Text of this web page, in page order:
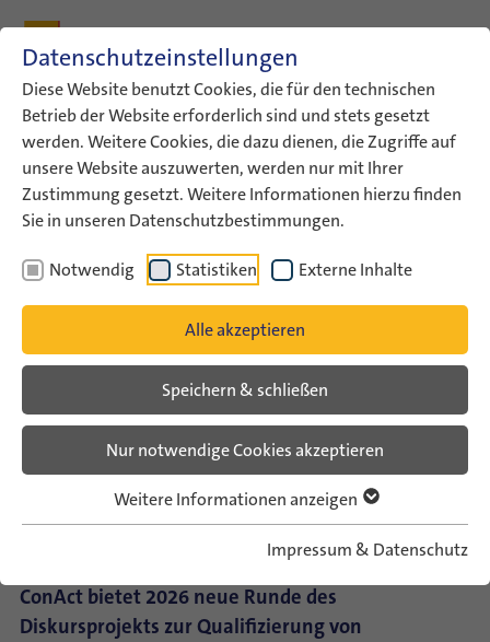
Datenschutzeinstellungen
Diese Website benutzt Cookies, die für den technischen
Betrieb der Website erforderlich sind und stets gesetzt
werden. Weitere Cookies, die dazu dienen, die Zugriffe auf
unsere Website auszuwerten, werden nur mit Ihrer
Zustimmung gesetzt. Weitere Informationen hierzu finden
Sie in unseren Datenschutzbestimmungen.
Notwendig Statistiken Externe Inhalte
Alle akzeptieren
Speichern & schließen
Nur notwendige Cookies akzeptieren
Weitere Informationen anzeigen
Impressum & Datenschutz
ConAct Aktuelles
ConAct-Termine
Sichtbar Handeln! Umgehen mit…
Sichtbar Handeln! Umgehen
mit Antisemitismus in Jugend-
und Bildungsarbeit
Diskursprojektrunde 2026: Dreiteilige
Fortbildung für Fachkräfte der Jugend-
und Bildungsarbeit in Deutschland
16.–18.09.2026
Lutherstadt Wittenberg, Israel, Berlin
ConAct bietet 2026 neue Runde des
Diskursprojekts zur Qualifizierung von